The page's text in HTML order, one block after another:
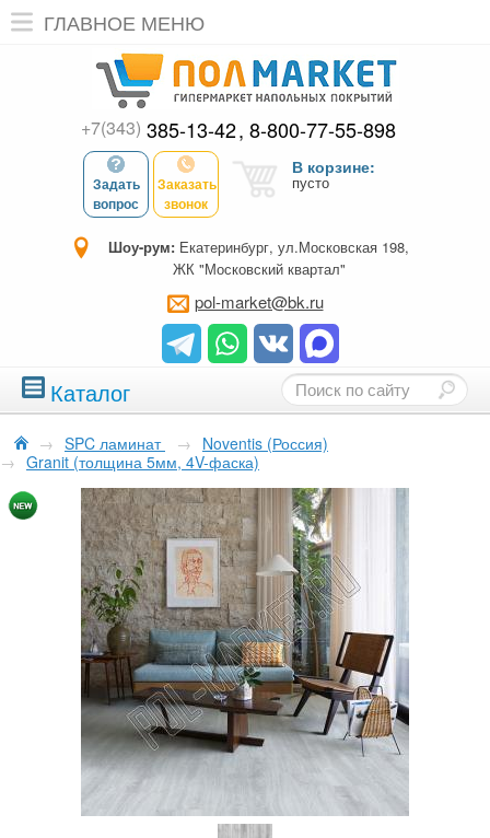
ГЛАВНОЕ МЕНЮ
+7(343) 385-13-42 8-800-77-55-898
Задать
вопрос
Заказать
звонок
В корзине:
пусто
Шоу-рум: Екатеринбург, ул.Московская 198,
ЖК "Московский квартал"
pol-market@bk.ru
Каталог
→ SPC ламинат → Noventis (Россия)
→ Granit (толщина 5мм, 4V-фаска)